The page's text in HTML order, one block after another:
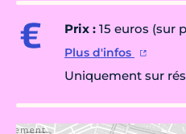
Prix : 15 euros (sur
Plus d'infos
Uniquement sur